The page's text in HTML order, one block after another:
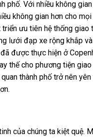
phố. Với nhiều không
không gian hơn cho
ưu tiên hệ thống giao
lưới đạp xe rộng khắp
được thực hiện ở
thế cho phương tiện giao
thành phố trở nên yên
của chúng ta kiệt quệ.